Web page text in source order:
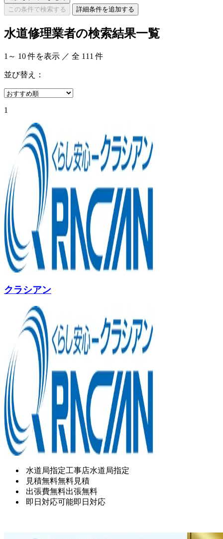
この条件で検索する
詳細条件を追加する
水道修理業者の検索結果一覧
1 ～ 10 件を表示 ／ 全 111 件
並び替え：
1
クラシアン
水道局指定工事店水道局指定
見積無料無料見積
出張費無料出張無料
即日対応可能即日対応